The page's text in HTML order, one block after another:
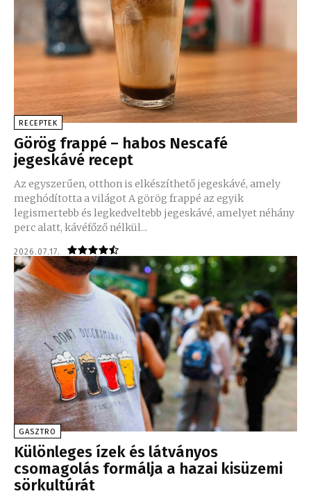
RECEPTEK
Görög frappé – habos Nescafé
jegeskávé recept
Az egyszerűen, otthon is elkészíthető jegeskávé, amely
meghódította a világot A görög frappé az egyik
legismertebb és legkedveltebb jegeskávé, amelyet néhány
perc alatt, kávéfőző nélkül...
2026.07.17.
GASZTRO
Különleges ízek és látványos
csomagolás formálja a hazai kisüzemi
sörkultúrát